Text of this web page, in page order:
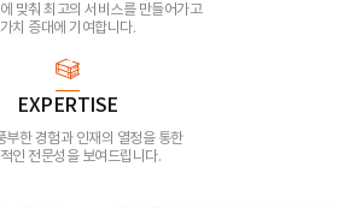
맞춰 최고의 서비스를 만들어가고
가치 증대에 기여합니다.
EXPERTISE
부한 경험과 인재의 열정을 통한
인 전문성을 보여드립니다.